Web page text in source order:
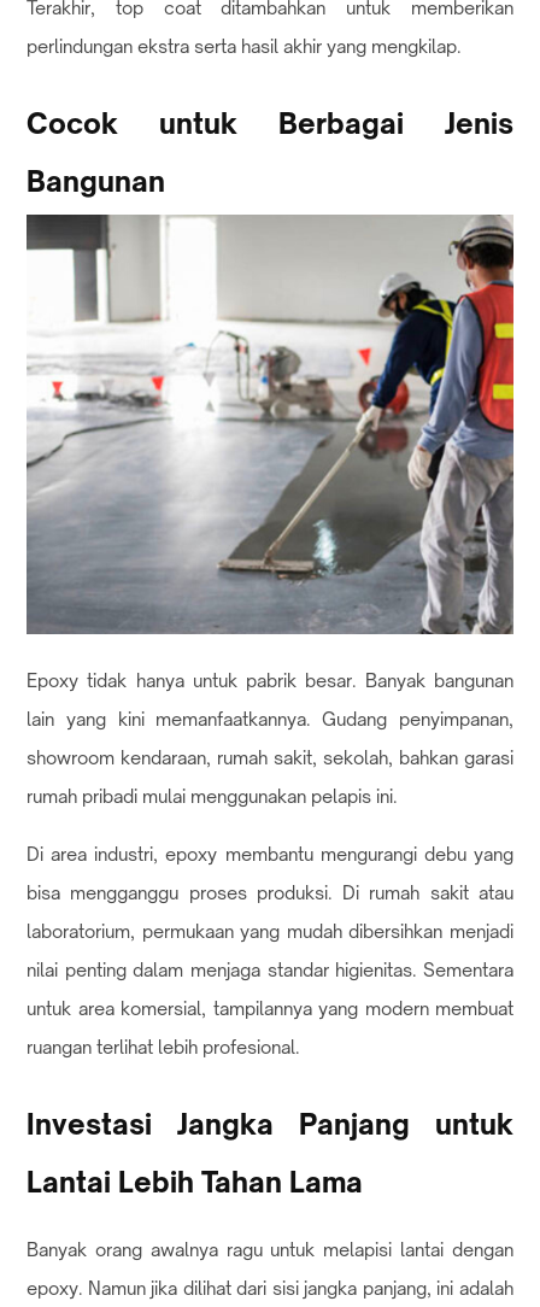
Terakhir, top coat ditambahkan untuk memberikan
perlindungan ekstra serta hasil akhir yang mengkilap.
Cocok untuk Berbagai Jenis
Bangunan
Epoxy tidak hanya untuk pabrik besar. Banyak bangunan
lain yang kini memanfaatkannya. Gudang penyimpanan,
showroom kendaraan, rumah sakit, sekolah, bahkan garasi
rumah pribadi mulai menggunakan pelapis ini.
Di area industri, epoxy membantu mengurangi debu yang
bisa mengganggu proses produksi. Di rumah sakit atau
laboratorium, permukaan yang mudah dibersihkan menjadi
nilai penting dalam menjaga standar higienitas. Sementara
untuk area komersial, tampilannya yang modern membuat
ruangan terlihat lebih profesional.
Investasi Jangka Panjang untuk
Lantai Lebih Tahan Lama
Banyak orang awalnya ragu untuk melapisi lantai dengan
epoxy. Namun jika dilihat dari sisi jangka panjang, ini adalah